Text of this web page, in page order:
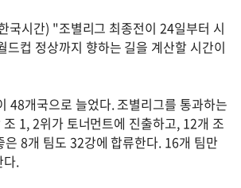
국시간) "조별리그 최종전이 24일부터 시
드컵 정상까지 향하는 길을 계산할 시간이
48개국으로 늘었다. 조별리그를 통과하는
1, 2위가 토너먼트에 진출하고, 12개 조
은 8개 팀도 32강에 합류한다. 16개 팀만
다.